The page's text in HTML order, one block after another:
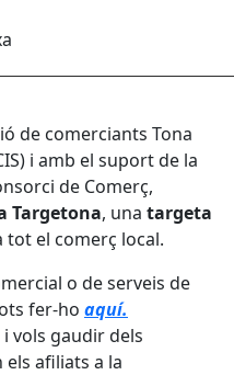
de comerciants Tona
i amb el suport de la
de Comerç,
Targetona, una targeta
tot el comerç local.
o de serveis de
fer-ho aquí.
i vols gaudir dels
afiliats a la